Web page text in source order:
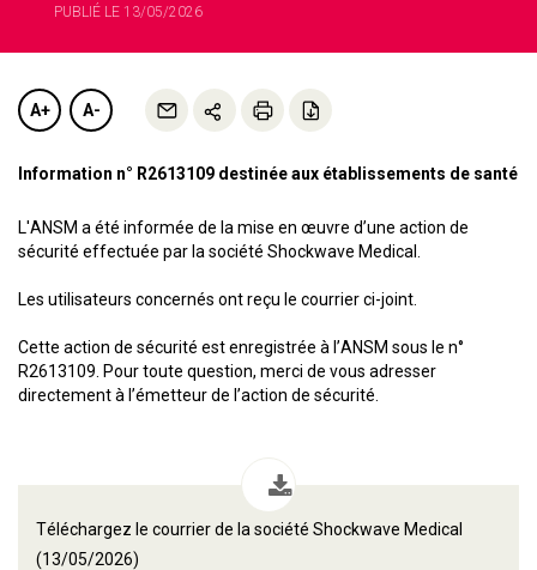
PUBLIÉ LE 13/05/2026
A+ A-
Information n° R2613109 destinée aux établissements de santé
L'ANSM a été informée de la mise en œuvre d’une action de
sécurité effectuée par la société Shockwave Medical.
Les utilisateurs concernés ont reçu le courrier ci-joint.
Cette action de sécurité est enregistrée à l’ANSM sous le n°
R2613109. Pour toute question, merci de vous adresser
directement à l’émetteur de l’action de sécurité.
Téléchargez le courrier de la société Shockwave Medical
(13/05/2026)